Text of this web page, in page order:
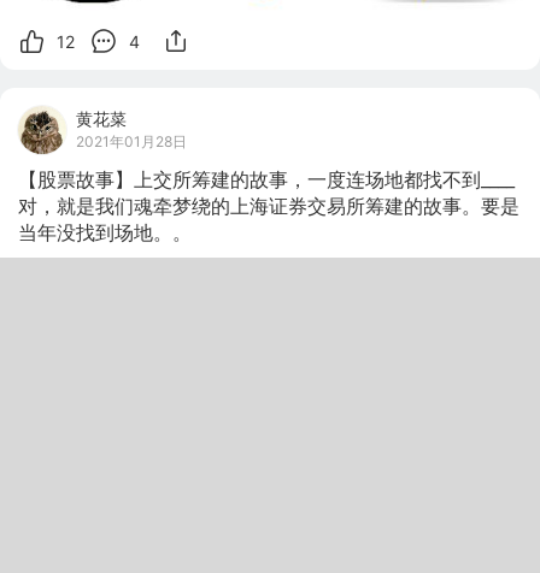
12 4
黄花菜
2021年01月28日
【股票故事】上交所筹建的故事，一度连场地都找不到____
对，就是我们魂牵梦绕的上海证券交易所筹建的故事。要是
当年没找到场地。。